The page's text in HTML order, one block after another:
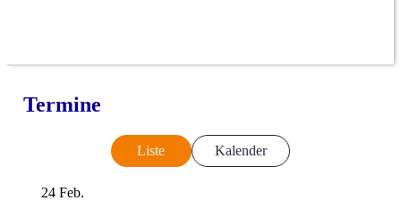
Termine
Liste Kalender
24 Feb.